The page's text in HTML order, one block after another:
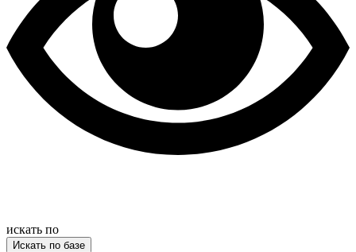
искать по